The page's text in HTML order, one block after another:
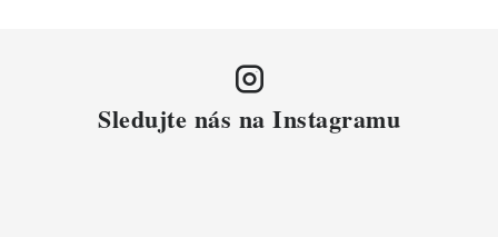
Sledujte nás na Instagramu